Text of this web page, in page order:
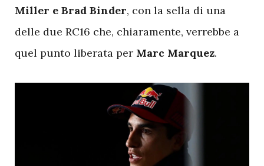
Miller e Brad Binder, con la sella di una
delle due RC16 che, chiaramente, verrebbe a
quel punto liberata per Marc Marquez.